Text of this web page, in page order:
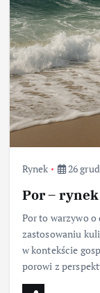
Rynek 26
Por – rynek
Por to warzywo
zastosowaniu
w kontekście
porowi z